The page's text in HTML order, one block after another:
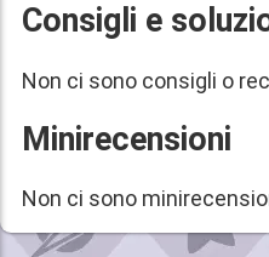
Consigli e
Non ci sono consigli o
Minirecensioni
Non ci sono